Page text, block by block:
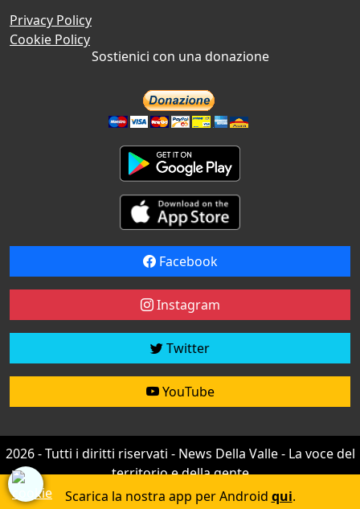
Privacy Policy
Cookie Policy
Sostienici con una donazione
Facebook
Instagram
Twitter
YouTube
2026 - Tutti i diritti riservati - News Della Valle - La voce del
territorio e della gente
Credit by efree
Scarica la nostra app per Android qui.